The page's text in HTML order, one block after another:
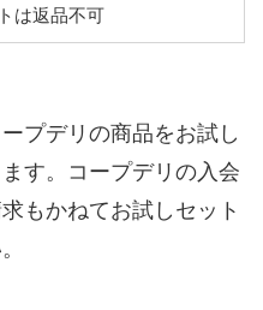
は返品不可
プデリの商品をお試し
す。コープデリの入会
もかねてお試しセット